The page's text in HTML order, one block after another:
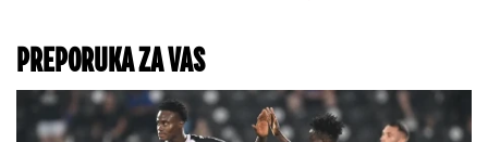
PREPORUKA ZA VAS